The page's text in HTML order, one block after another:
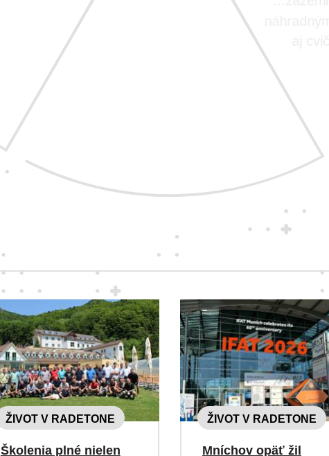
ŽIVOT V RADETONE
Školenia plné nielen
ŽIVOT V RADETONE
Mníchov opäť žil